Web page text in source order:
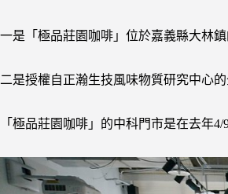
一是「極品莊園咖啡」位於嘉義縣大林
二是授權自正瀚生技風味物質研究中心
「極品莊園咖啡」的中科門市是在去年4/